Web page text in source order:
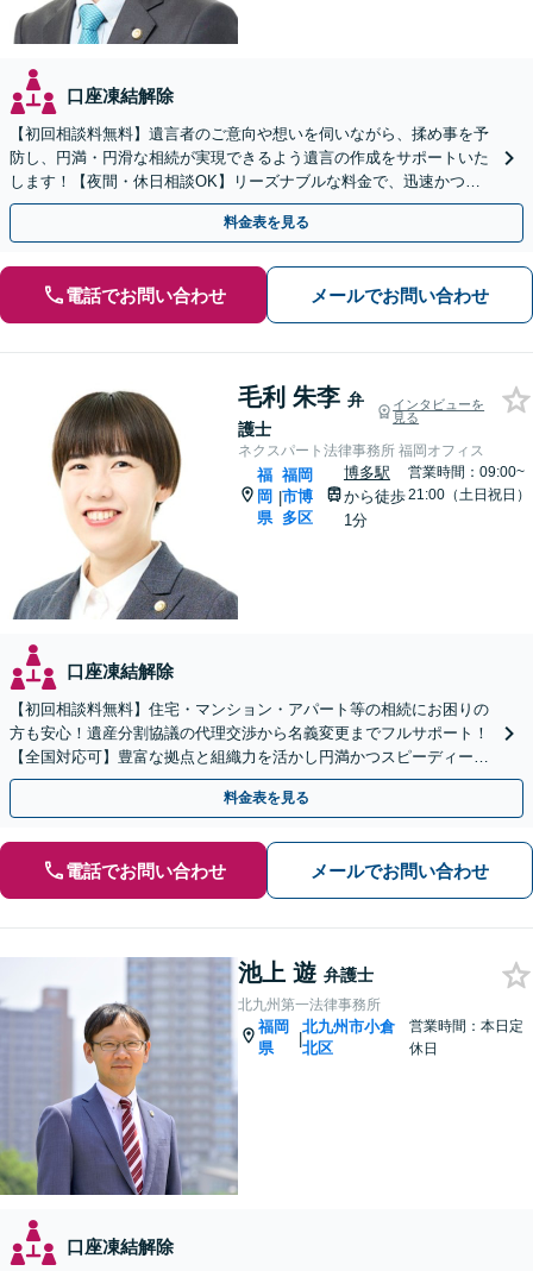
口座凍結解除
【初回相談料無料】遺言者のご意向や想いを伺いながら、揉め事を予
防し、円満・円滑な相続が実現できるよう遺言の作成をサポートいた
します！【夜間・休日相談OK】リーズナブルな料金で、迅速かつス
ピーディーにまごころを持って対応させて頂きます。
料金表を見る
電話でお問い合わせ メールでお問い合わせ
毛利 朱李 弁
護士
インタビューを
見る
ネクスパート法律事務所 福岡オフィス
福
岡
県
|
福岡
市博
多区
博多駅
から徒歩
1分
営業時間：09:00~
21:00（土日祝日）
口座凍結解除
【初回相談料無料】住宅・マンション・アパート等の相続にお困りの
方も安心！遺産分割協議の代理交渉から名義変更までフルサポート！
【全国対応可】豊富な拠点と組織力を活かし円満かつスピーディーに
相続手続きをお手伝いします【取扱い実績2000件以上】
料金表を見る
電話でお問い合わせ メールでお問い合わせ
池上 遊 弁護士
北九州第一法律事務所
福岡
県
|
北九州市小倉
北区
営業時間：本日定
休日
口座凍結解除